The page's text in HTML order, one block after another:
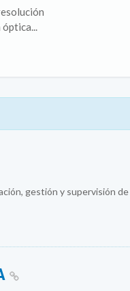
gestión y supervisión